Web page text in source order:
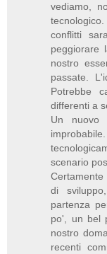
vediamo,
conflitti
peggiorare
nostro
passate.
Potrebbe
differenti a
Un nuovo
scenario
di
partenza
po', un bel
nostro
recenti